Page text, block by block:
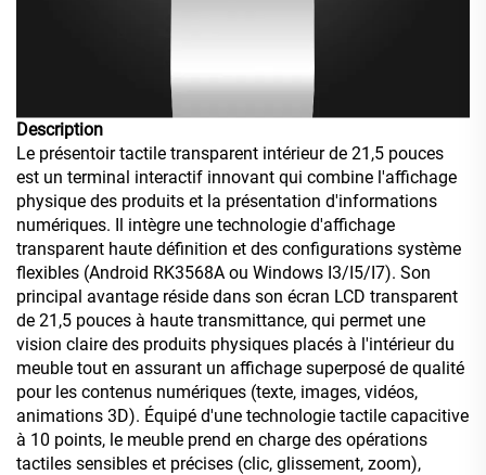
Description
Le présentoir tactile transparent intérieur de 21,5 pouces
est un terminal interactif innovant qui combine l'affichage
physique des produits et la présentation d'informations
numériques. Il intègre une technologie d'affichage
transparent haute définition et des configurations système
flexibles (Android RK3568A ou Windows I3/I5/I7). Son
principal avantage réside dans son écran LCD transparent
de 21,5 pouces à haute transmittance, qui permet une
vision claire des produits physiques placés à l'intérieur du
meuble tout en assurant un affichage superposé de qualité
pour les contenus numériques (texte, images, vidéos,
animations 3D). Équipé d'une technologie tactile capacitive
à 10 points, le meuble prend en charge des opérations
tactiles sensibles et précises (clic, glissement, zoom),